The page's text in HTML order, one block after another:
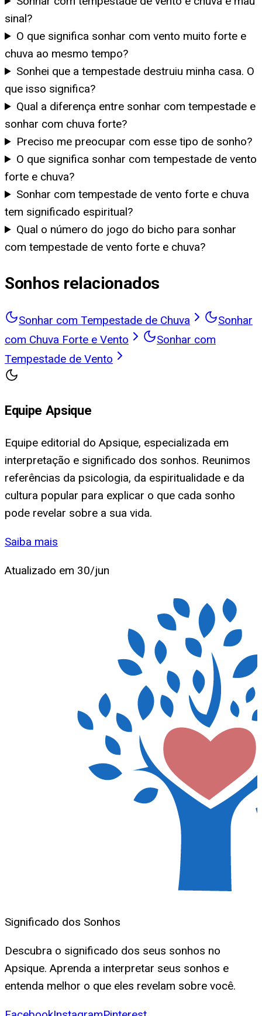
sinal?
O que significa sonhar com vento muito forte e
chuva ao mesmo tempo?
Sonhei que a tempestade destruiu minha casa. O
que isso significa?
Qual a diferença entre sonhar com tempestade e
sonhar com chuva forte?
Preciso me preocupar com esse tipo de sonho?
O que significa sonhar com tempestade de vento
forte e chuva?
Sonhar com tempestade de vento forte e chuva
tem significado espiritual?
Qual o número do jogo do bicho para sonhar
com tempestade de vento forte e chuva?
Sonhos relacionados
Sonhar com Tempestade de Chuva
Sonhar
com Chuva Forte e Vento
Sonhar com
Tempestade de Vento
Equipe Apsique
Equipe editorial do Apsique, especializada em
interpretação e significado dos sonhos. Reunimos
referências da psicologia, da espiritualidade e da
cultura popular para explicar o que cada sonho
pode revelar sobre a sua vida.
Saiba mais
Atualizado em 30/jun
Significado dos Sonhos
Descubra o significado dos seus sonhos no
Apsique. Aprenda a interpretar seus sonhos e
entenda melhor o que eles revelam sobre você.